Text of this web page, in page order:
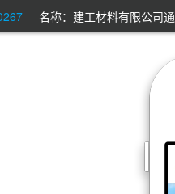
名称：建工材料有限公司